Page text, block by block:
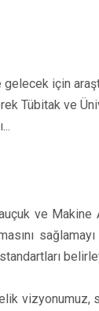
için
Tübitak ve
ve Makine
vizyonumuz,